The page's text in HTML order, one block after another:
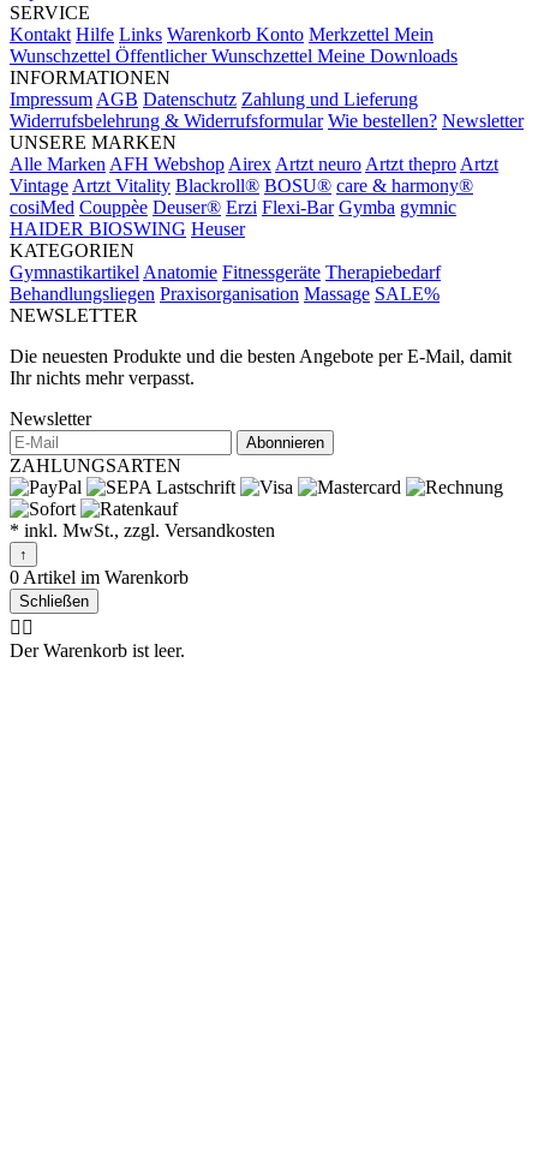
SERVICE
Kontakt Hilfe Links Warenkorb Konto Merkzettel Mein
Wunschzettel Öffentlicher Wunschzettel Meine Downloads
INFORMATIONEN
Impressum AGB Datenschutz Zahlung und Lieferung
Widerrufsbelehrung & Widerrufsformular Wie bestellen? Newsletter
UNSERE MARKEN
Alle Marken AFH Webshop Airex Artzt neuro Artzt thepro Artzt
Vintage Artzt Vitality Blackroll® BOSU® care & harmony®
cosiMed Couppèe Deuser® Erzi Flexi-Bar Gymba gymnic
HAIDER BIOSWING Heuser
KATEGORIEN
Gymnastikartikel Anatomie Fitnessgeräte Therapiebedarf
Behandlungsliegen Praxisorganisation Massage SALE%
NEWSLETTER
Die neuesten Produkte und die besten Angebote per E-Mail, damit
Ihr nichts mehr verpasst.
Newsletter
Abonnieren
ZAHLUNGSARTEN
* inkl. MwSt., zzgl. Versandkosten
↑
0 Artikel im Warenkorb
Schließen
🤷‍♂️
Der Warenkorb ist leer.